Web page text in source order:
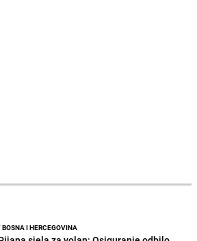
BOSNA I HERCEGOVINA